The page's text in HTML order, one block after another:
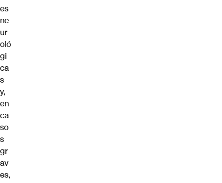
es
ne
ur
oló
gi
ca
s
y,
en
ca
so
s
gr
av
es,